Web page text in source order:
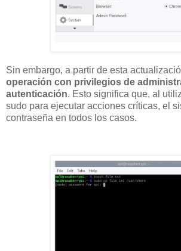
Sin embargo, a partir de esta
operación con privilegios de
autenticación. Esto significa que, al
sudo para ejecutar acciones críticas, el
contraseña en todos los casos.